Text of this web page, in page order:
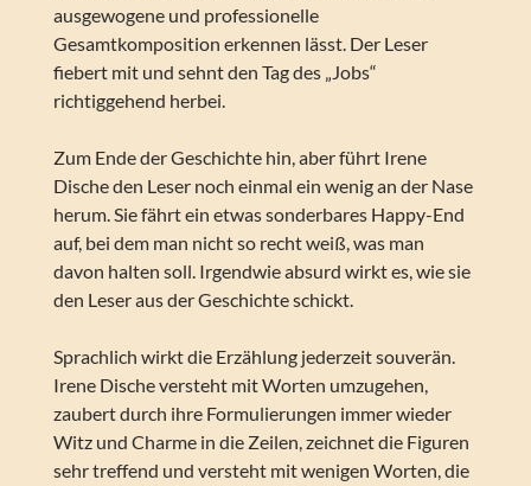
ausgewogene und professionelle
Gesamtkomposition erkennen lässt. Der Leser
fiebert mit und sehnt den Tag des „Jobs“
richtiggehend herbei.
Zum Ende der Geschichte hin, aber führt Irene
Dische den Leser noch einmal ein wenig an der Nase
herum. Sie fährt ein etwas sonderbares Happy-End
auf, bei dem man nicht so recht weiß, was man
davon halten soll. Irgendwie absurd wirkt es, wie sie
den Leser aus der Geschichte schickt.
Sprachlich wirkt die Erzählung jederzeit souverän.
Irene Dische versteht mit Worten umzugehen,
zaubert durch ihre Formulierungen immer wieder
Witz und Charme in die Zeilen, zeichnet die Figuren
sehr treffend und versteht mit wenigen Worten, die